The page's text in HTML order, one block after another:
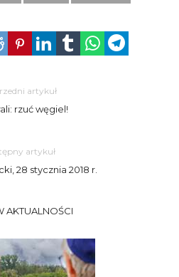
artykuł
rzuć węgiel!
artykuł
28 stycznia 2018 r.
AKTUALNOŚCI